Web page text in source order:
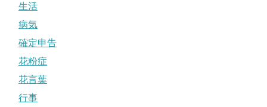
生活
病気
確定申告
花粉症
花言葉
行事